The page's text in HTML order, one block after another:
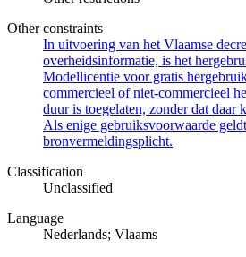
Other constraints
In uitvoering van het Vlaamse
overheidsinformatie, is het
Modellicentie voor gratis
commercieel of niet-commercieel
duur is toegelaten, zonder dat daar
Als enige gebruiksvoorwaarde
bronvermeldingsplicht.
Classification
Unclassified
Language
Nederlands; Vlaams